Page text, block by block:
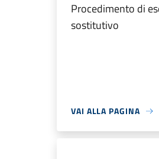
Procedimento di
sostitutivo
VAI ALLA PAGINA